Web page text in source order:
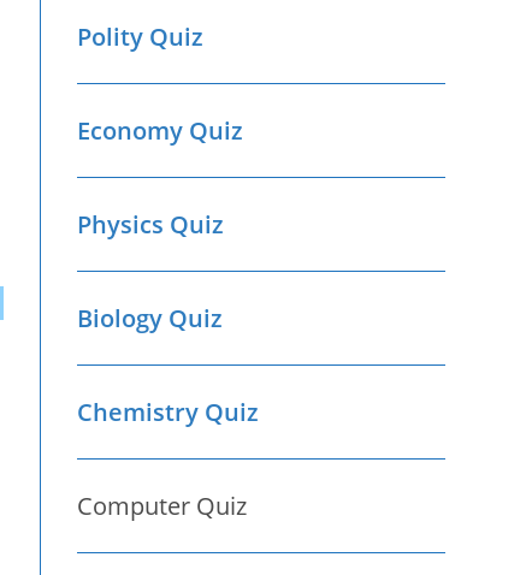
Polity Quiz
Economy Quiz
Physics Quiz
Biology Quiz
Chemistry Quiz
Computer Quiz